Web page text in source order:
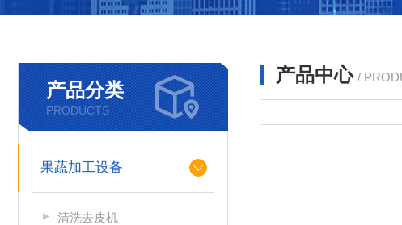
产品分类
PRODUCTS
果蔬加工设备
清洗去皮机
产品中心 /